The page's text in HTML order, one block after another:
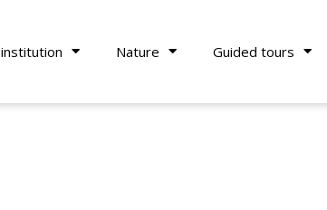
Nature Guided tours